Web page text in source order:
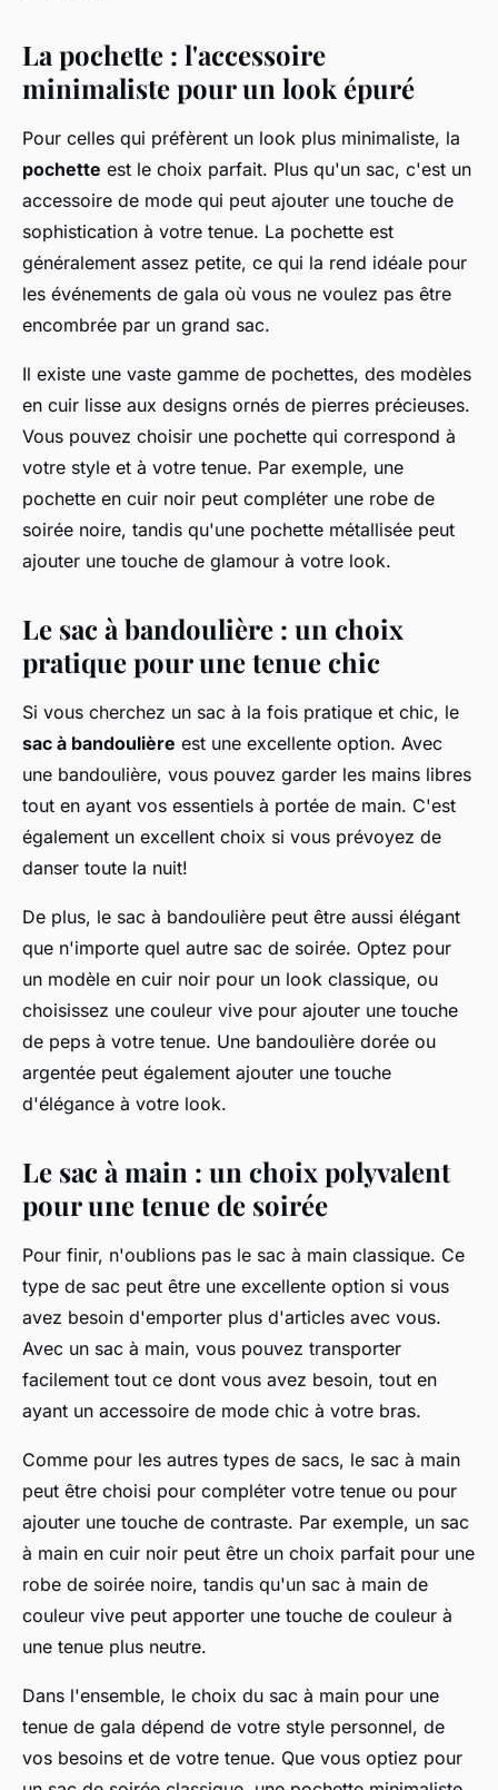
La pochette : l'accessoire
minimaliste pour un look épuré
Pour celles qui préfèrent un look plus minimaliste, la
pochette est le choix parfait. Plus qu'un sac, c'est un
accessoire de mode qui peut ajouter une touche de
sophistication à votre tenue. La pochette est
généralement assez petite, ce qui la rend idéale pour
les événements de gala où vous ne voulez pas être
encombrée par un grand sac.
Il existe une vaste gamme de pochettes, des modèles
en cuir lisse aux designs ornés de pierres précieuses.
Vous pouvez choisir une pochette qui correspond à
votre style et à votre tenue. Par exemple, une
pochette en cuir noir peut compléter une robe de
soirée noire, tandis qu'une pochette métallisée peut
ajouter une touche de glamour à votre look.
Le sac à bandoulière : un choix
pratique pour une tenue chic
Si vous cherchez un sac à la fois pratique et chic, le
sac à bandoulière est une excellente option. Avec
une bandoulière, vous pouvez garder les mains libres
tout en ayant vos essentiels à portée de main. C'est
également un excellent choix si vous prévoyez de
danser toute la nuit!
De plus, le sac à bandoulière peut être aussi élégant
que n'importe quel autre sac de soirée. Optez pour
un modèle en cuir noir pour un look classique, ou
choisissez une couleur vive pour ajouter une touche
de peps à votre tenue. Une bandoulière dorée ou
argentée peut également ajouter une touche
d'élégance à votre look.
Le sac à main : un choix polyvalent
pour une tenue de soirée
Pour finir, n'oublions pas le sac à main classique. Ce
type de sac peut être une excellente option si vous
avez besoin d'emporter plus d'articles avec vous.
Avec un sac à main, vous pouvez transporter
facilement tout ce dont vous avez besoin, tout en
ayant un accessoire de mode chic à votre bras.
Comme pour les autres types de sacs, le sac à main
peut être choisi pour compléter votre tenue ou pour
ajouter une touche de contraste. Par exemple, un sac
à main en cuir noir peut être un choix parfait pour une
robe de soirée noire, tandis qu'un sac à main de
couleur vive peut apporter une touche de couleur à
une tenue plus neutre.
Dans l'ensemble, le choix du sac à main pour une
tenue de gala dépend de votre style personnel, de
vos besoins et de votre tenue. Que vous optiez pour